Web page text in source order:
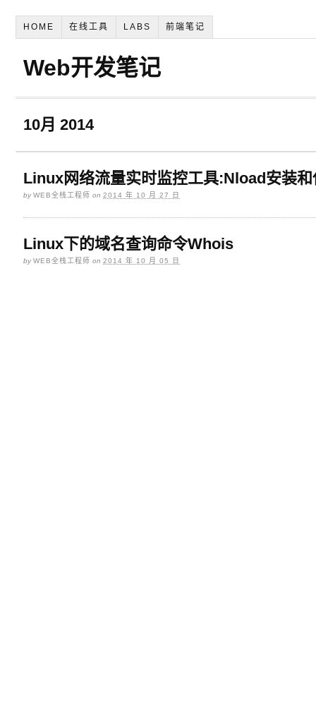
HOME 在线工具 LABS 前端笔记
Web开发笔记
10月 2014
Linux网络流量实时监控工具:Nload安装和
byWEB全栈工程师 on 2014 年 10 月 27 日
Linux下的域名查询命令Whois
byWEB全栈工程师 on 2014 年 10 月 05 日